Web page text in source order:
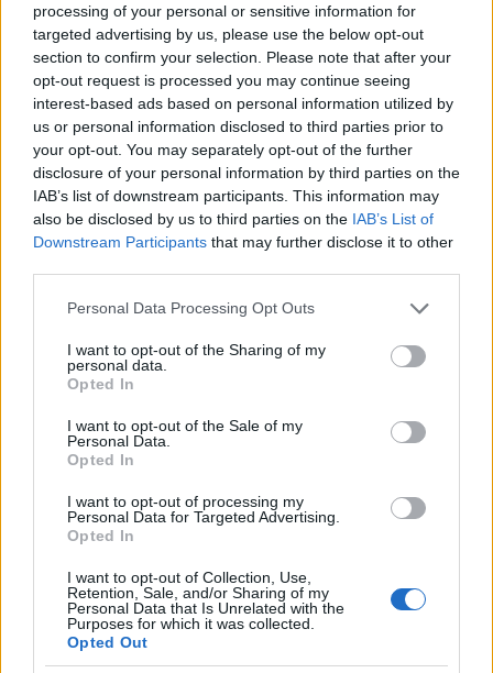
processing of your personal or sensitive information for
targeted advertising by us, please use the below opt-out
section to confirm your selection. Please note that after your
opt-out request is processed you may continue seeing
interest-based ads based on personal information utilized by
us or personal information disclosed to third parties prior to
your opt-out. You may separately opt-out of the further
disclosure of your personal information by third parties on the
IAB’s list of downstream participants. This information may
also be disclosed by us to third parties on the IAB’s List of
Downstream Participants that may further disclose it to other
Please note that this website/app uses one or more Google
not limited to your visit or usage behaviour. You may click to
grant or deny consent to Google and its third-party tags to
use your data for below specified purposes in below Google
consent section.
Personal Data Processing Opt Outs
I want to opt-out of the Sharing of my
personal data.
Opted In
I want to opt-out of the Sale of my
Personal Data.
Opted In
I want to opt-out of processing my
Personal Data for Targeted Advertising.
Opted In
I want to opt-out of Collection, Use,
Retention, Sale, and/or Sharing of my
Personal Data that Is Unrelated with the
Purposes for which it was collected.
Opted Out